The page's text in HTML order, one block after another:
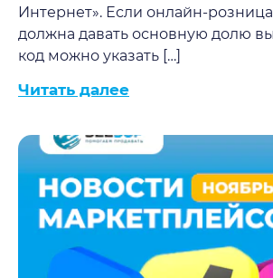
Интернет». Если онлайн-
должна давать основную долю
код можно указать […]
Читать далее